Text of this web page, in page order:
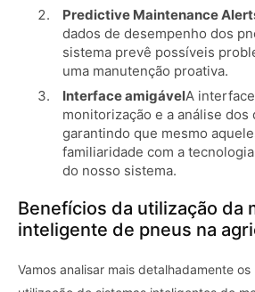
Predictive Maintenance
dados de desempenho dos
sistema prevê possíveis
uma manutenção proativa.
Interface amigávelA
monitorização e a análise dos
garantindo que mesmo
familiaridade com a
do nosso sistema.
Benefícios da utilização da
inteligente de pneus na
Vamos analisar mais detalhadamente